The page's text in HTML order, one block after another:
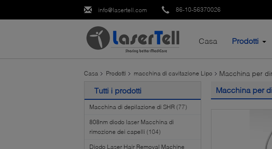
info@lasertell.com 86-10-56370026
Casa Prodotti
Casa Prodotti macchina di cavitazione Lipo Macchina per
Tutti i prodotti
Macchina di depilazione di SHR (77)
808nm diodo laser Macchina di
rimozione dei capelli (104)
Diodo Laser Hair Removal Machine
Macchina per